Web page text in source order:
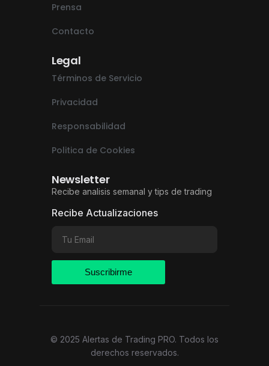
Prensa
Contacto
Legal
Términos de Servicio
Privacidad
Responsabilidad
Politica de Cookies
Newsletter
Recibe analisis semanal y tips de trading
Recibe Actualizaciones
Suscribirme
© 2025 Alertas de Trading PRO. Todos los
derechos reservados.